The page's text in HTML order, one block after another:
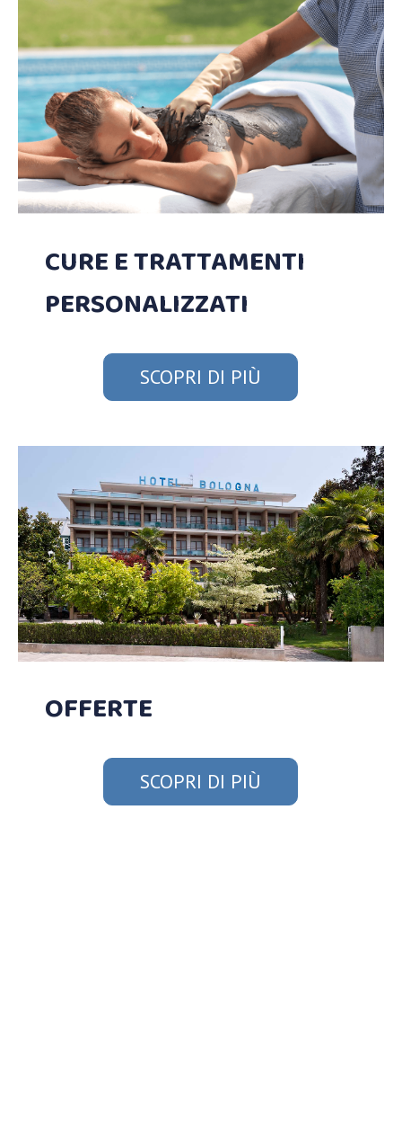
CURE E TRATTAMENTI
PERSONALIZZATI
SCOPRI DI PIÙ
OFFERTE
SCOPRI DI PIÙ